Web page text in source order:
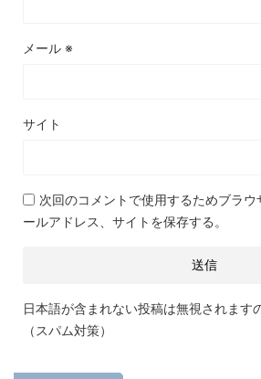
メール ※
サイト
次回のコメントで使用するためブラウ
ールアドレス、サイトを保存する。
日本語が含まれない投稿は無視されます
（スパム対策）